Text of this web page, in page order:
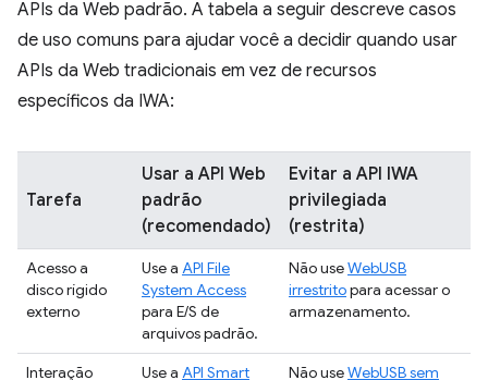
APIs da Web padrão. A tabela a seguir descreve casos
de uso comuns para ajudar você a decidir quando usar
APIs da Web tradicionais em vez de recursos
específicos da IWA:
Tarefa
Usar a API Web
padrão
(recomendado)
Evitar a API IWA
privilegiada
(restrita)
Acesso a
disco rígido
externo
Use a API File
System Access
para E/S de
arquivos padrão.
Não useWebUSB
irrestritopara acessar o
armazenamento.
Interação
Use a API Smart
Não useWebUSB sem